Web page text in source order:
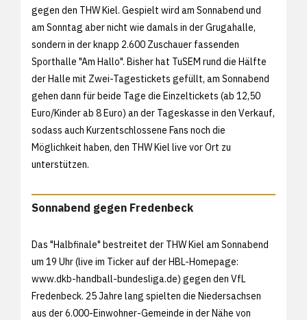
gegen den THW Kiel. Gespielt wird am Sonnabend und
am Sonntag aber nicht wie damals in der Grugahalle,
sondern in der knapp 2.600 Zuschauer fassenden
Sporthalle "Am Hallo". Bisher hat TuSEM rund die Hälfte
der Halle mit Zwei-Tagestickets gefüllt, am Sonnabend
gehen dann für beide Tage die Einzeltickets (ab 12,50
Euro/Kinder ab 8 Euro) an der Tageskasse in den Verkauf,
sodass auch Kurzentschlossene Fans noch die
Möglichkeit haben, den THW Kiel live vor Ort zu
unterstützen.
Sonnabend gegen Fredenbeck
Das "Halbfinale" bestreitet der THW Kiel am Sonnabend
um 19 Uhr (live im Ticker auf der HBL-Homepage:
www.dkb-handball-bundesliga.de) gegen den VfL
Fredenbeck. 25 Jahre lang spielten die Niedersachsen
aus der 6.000-Einwohner-Gemeinde in der Nähe von